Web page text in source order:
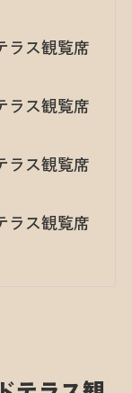
ラス観覧席
ラス観覧席
ラス観覧席
ラス観覧席